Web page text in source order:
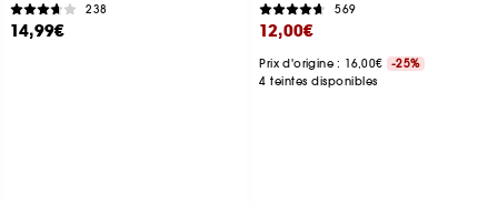
238
14,99€
569
12,00€
Prix d'origine : 16,00€
-25%
4 teintes disponibles